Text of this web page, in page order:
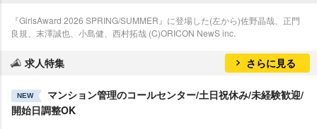
『GirlsAward 2026 SPRING/SUMMER』に登場した(左から)佐野晶哉、正門
良規、末澤誠也、小島健、西村拓哉 (C)ORICON NewS inc.
求人特集 さらに見る
NEW
マンション管理のコールセンター/土日祝休み/未経験歓迎/
開始日調整OK